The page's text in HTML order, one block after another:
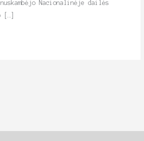
Nacionalinėje dailės
[…]